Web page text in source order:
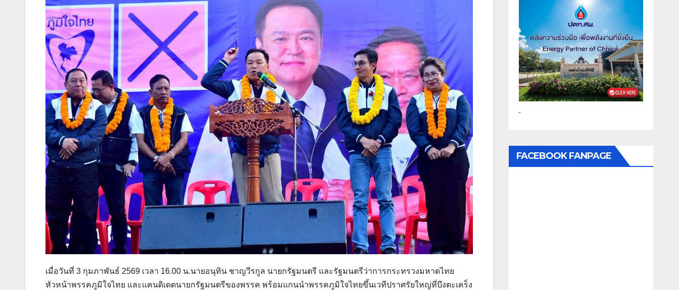
เมื่อวันที่ 3 กุมภาพันธ์ 2569 เวลา 16.00 น.นายอนุทิน ชาญวีรกูล นายกรัฐมนตรี และรัฐมนตรีว่าการกระทรวงมหาดไทย
หัวหน้าพรรคภูมิใจไทย และแคนดิเดตนายกรัฐมนตรีของพรรค พร้อมแกนนำพรรคภูมิใจไทยขึ้นเวทีปราศรัยใหญ่ที่บึงตะเคร็ง
FACEBOOK FANPAGE